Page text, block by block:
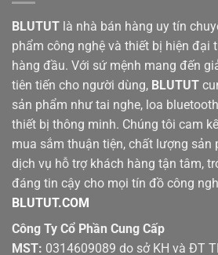
BLUTUT là nhà bán hàng uy tín
phẩm công nghệ và thiết bị hiện đại
hàng đầu. Với sứ mệnh mang đến
tiên tiến cho người dùng, BLUTUT
sản phẩm như tai nghe, loa
thiết bị thông minh. Chúng tôi cam
mua sắm thuận tiện, chất lượng sản
dịch vụ hỗ trợ khách hàng tận tâm,
đáng tin cậy cho mọi tín đồ công
BLUTUT.COM
Công Ty Cổ Phần Cung Cấp
MST: 0314609089 do sở KH và ĐT